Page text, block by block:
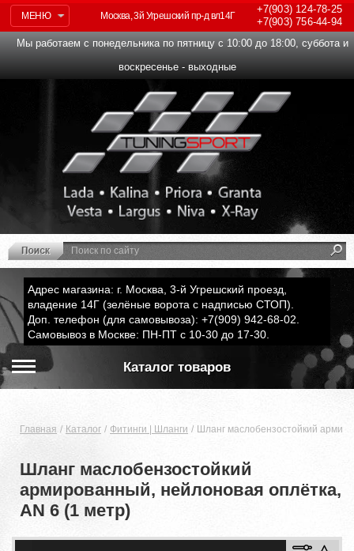
МЕНЮ
+7(903)124-78-25
+7(903)756-44-94
Москва, 3й Угрешский пр-д вл14Г
Мы работаем с понедельника по пятницу с 10:00 до 18:00, суббота и
воскресенье - выходные
Адрес магазина: г. Москва, 3-й Угрешский проезд,
владение 14Г (зелёные ворота с надписью СТОП).
Доп. телефон (для самовывоза): +7(909) 942-68-02.
Самовывоз в Москве: ПН-ПТ с 10-30 до 17-30.
Каталог товаров
Главная Каталог Фитинги | Шланги Шланг маслобензостойкий
Шланг маслобензостойкий
армированный, нейлоновая оплётка,
AN 6 (1 метр)